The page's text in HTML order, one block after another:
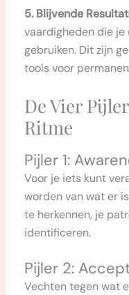
5. Blijvende
vaardigheden die je
gebruiken. Dit zijn
tools voor
De Vier
Ritme
Pijler 1:
Voor je iets kunt
worden van wat er
te herkennen, je
identificeren.
Pijler 2:
Vechten tegen wat